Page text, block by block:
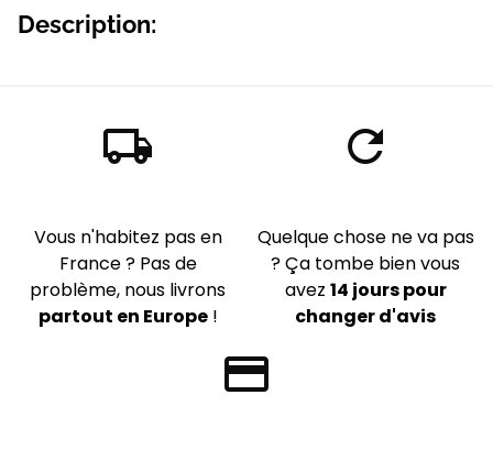
Description:
local_shipping
Vous n'habitez pas en
France ? Pas de
problème, nous livrons
partout en Europe!
refresh
Quelque chose ne va pas
? Ça tombe bien vous
avez 14 jours pour
changer d'avis
payment